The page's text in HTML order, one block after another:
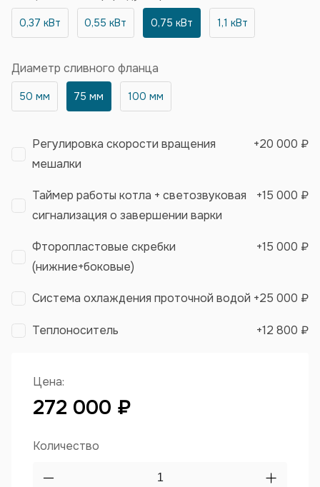
0,37 кВт 0,55 кВт 0,75 кВт 1,1 кВт
Диаметр сливного фланца
50 мм 75 мм 100 мм
Регулировка скорости вращения
мешалки
+20 000 ₽
Таймер работы котла + светозвуковая
сигнализация о завершении варки
+15 000 ₽
Фторопластовые скребки
(нижние+боковые)
+15 000 ₽
Система охлаждения проточной водой +25 000 ₽
Теплоноситель +12 800 ₽
Цена:
272 000 ₽
Количество